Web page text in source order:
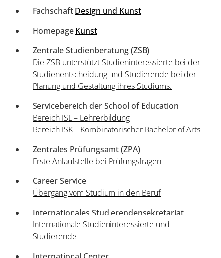
Fachschaft Design und Kunst
Homepage Kunst
Zentrale Studienberatung (ZSB)
Die ZSB unterstützt Studieninteressierte bei der
Studienentscheidung und Studierende bei der
Planung und Gestaltung ihres Studiums.
Servicebereich der School of Education
Bereich ISL – Lehrerbildung
Bereich ISK – Kombinatorischer Bachelor of Arts
Zentrales Prüfungsamt (ZPA)
Erste Anlaufstelle bei Prüfungsfragen
Career Service
Übergang vom Studium in den Beruf
Internationales Studierendensekretariat
Internationale Studieninteressierte und
Studierende